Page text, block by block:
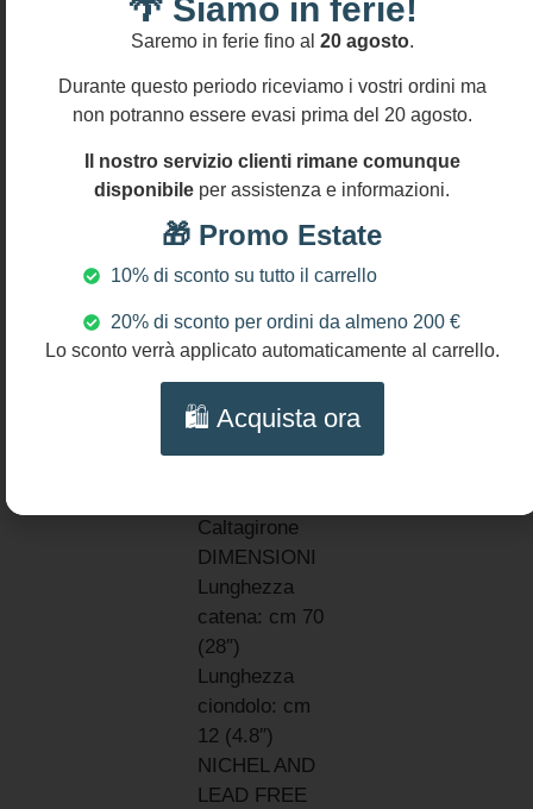
con un tocco
E tu conosci
la leggenda
siciliana sulle
Teste di
Acciaio
inossidabile
Alluminio
anallergico
Perle di fiume
Pasta di
Caltagirone
DIMENSIONI
Lunghezza
catena: cm 70
(28″)
Lunghezza
ciondolo: cm
12 (4.8″)
NICHEL AND
LEAD FREE
resi
Si
resi
entro
14
🌴 Siamo in ferie!
Saremo in ferie fino al 20 agosto.
Durante questo periodo riceviamo i vostri ordini ma
non potranno essere evasi prima del 20 agosto.
Il nostro servizio clienti rimane comunque
disponibile per assistenza e informazioni.
🎁 Promo Estate
10% di sconto su tutto il carrello
20% di sconto per ordini da almeno 200 €
Lo sconto verrà applicato automaticamente al carrello.
🛍️ Acquista ora